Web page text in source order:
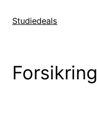
Studiedeals
Forsikring